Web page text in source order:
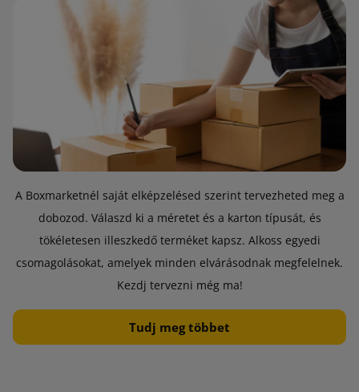
A Boxmarketnél saját elképzelésed szerint tervezheted meg a
dobozod. Válaszd ki a méretet és a karton típusát, és
tökéletesen illeszkedő terméket kapsz. Alkoss egyedi
csomagolásokat, amelyek minden elvárásodnak megfelelnek.
Kezdj tervezni még ma!
Tudj meg többet